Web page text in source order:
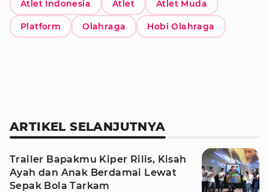
Atlet Indonesia Atlet Atlet Muda
Platform Olahraga Hobi Olahraga
ARTIKEL SELANJUTNYA
Trailer Bapakmu Kiper Rilis, Kisah
Ayah dan Anak Berdamai Lewat
Sepak Bola Tarkam